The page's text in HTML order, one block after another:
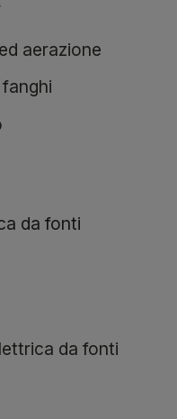
aerazione
da fonti
da fonti